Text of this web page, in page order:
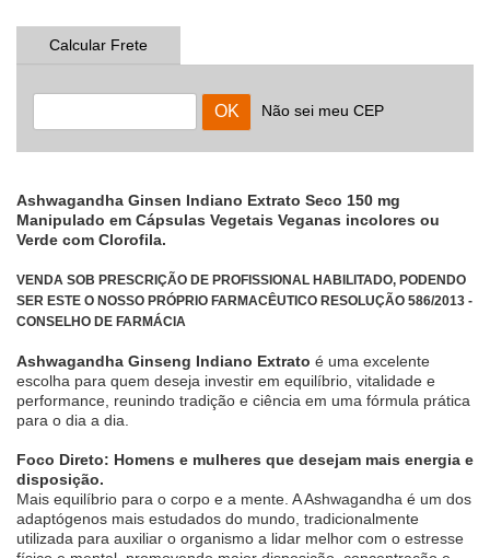
Calcular Frete
Não sei meu CEP
Ashwagandha Ginsen Indiano Extrato Seco 150 mg
Manipulado em Cápsulas Vegetais Veganas incolores ou
Verde com Clorofila.
VENDA SOB PRESCRIÇÃO DE PROFISSIONAL HABILITADO, PODENDO
SER ESTE O NOSSO PRÓPRIO FARMACÊUTICO RESOLUÇÃO 586/2013 -
CONSELHO DE FARMÁCIA
Ashwagandha Ginseng Indiano Extrato é uma excelente
escolha para quem deseja investir em equilíbrio, vitalidade e
performance, reunindo tradição e ciência em uma fórmula prática
para o dia a dia.
Foco Direto: Homens e mulheres que desejam mais energia e
disposição.
Mais equilíbrio para o corpo e a mente. A Ashwagandha é um dos
adaptógenos mais estudados do mundo, tradicionalmente
utilizada para auxiliar o organismo a lidar melhor com o estresse